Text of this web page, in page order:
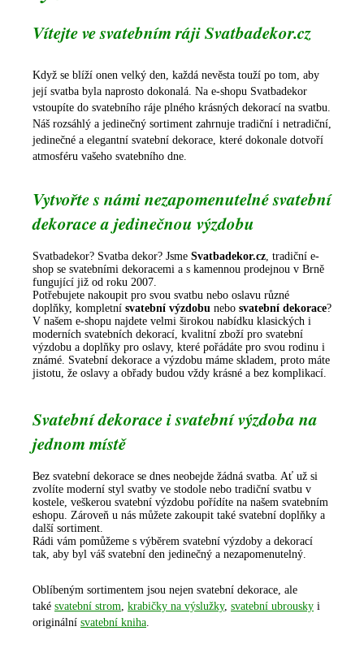
Vítejte ve svatebním ráji Svatbadekor.cz
Když se blíží onen velký den, každá nevěsta touží po tom, aby
její svatba byla naprosto dokonalá. Na e-shopu Svatbadekor
vstoupíte do svatebního ráje plného krásných dekorací na svatbu.
Náš rozsáhlý a jedinečný sortiment zahrnuje tradiční i netradiční,
jedinečné a elegantní svatební dekorace, které dokonale dotvoří
atmosféru vašeho svatebního dne.
Vytvořte s námi nezapomenutelné svatební
dekorace a jedinečnou výzdobu
Svatbadekor? Svatba dekor? Jsme Svatbadekor.cz , tradiční e-
shop se svatebními dekoracemi a s kamennou prodejnou v Brně
fungující již od roku 2007.
Potřebujete nakoupit pro svou svatbu nebo oslavu různé
doplňky, kompletní svatební výzdobu nebo svatební dekorace?
V našem e-shopu najdete velmi širokou nabídku klasických i
moderních svatebních dekorací, kvalitní zboží pro svatební
výzdobu a doplňky pro oslavy, které pořádáte pro svou rodinu i
známé. Svatební dekorace a výzdobu máme skladem, proto máte
jistotu, že oslavy a obřady budou vždy krásné a bez komplikací.
Svatební dekorace i svatební výzdoba na
jednom místě
Bez svatební dekorace se dnes neobejde žádná svatba. Ať už si
zvolíte moderní styl svatby ve stodole nebo tradiční svatbu v
kostele, veškerou svatební výzdobu pořídíte na našem svatebním
eshopu. Zároveň u nás můžete zakoupit také svatební doplňky a
další sortiment.
Rádi vám pomůžeme s výběrem svatební výzdoby a dekorací
tak, aby byl váš svatební den jedinečný a nezapomenutelný.
Oblíbeným sortimentem jsou nejen svatební dekorace, ale
také svatební strom krabičky na výslužky, svatební ubrousky i
originální svatební kniha